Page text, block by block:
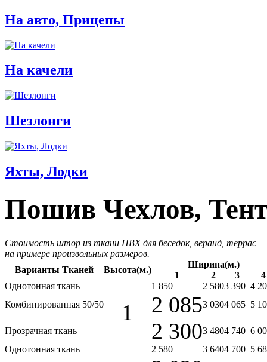
На авто, Прицепы
На качели
Шезлонги
Яхты, Лодки
Пошив Чехлов,
Стоимость штор из ткани ПВХ для беседок, веранд, террас
на примере произвольных размеров.
Варианты Тканей
Высота(м.)
Ширина(м.)
1
2 3
4
Однотонная ткань
1
1 850 2 5803 390 4
Комбинированная 50/50
2 0853 0304 065 5
Прозрачная ткань 2 3003 4804 740 6
Однотонная ткань
2 580 3 6404 700 5